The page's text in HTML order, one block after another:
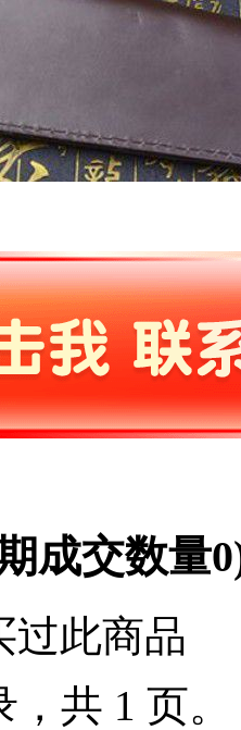
成交数量0
过此商品
，共 1 页。